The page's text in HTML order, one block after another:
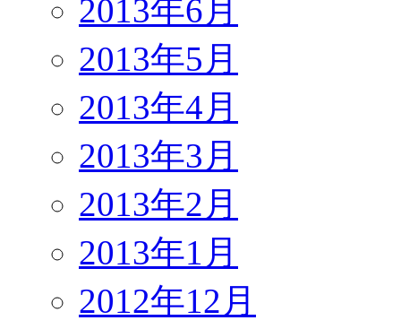
2013年6月
2013年5月
2013年4月
2013年3月
2013年2月
2013年1月
2012年12月